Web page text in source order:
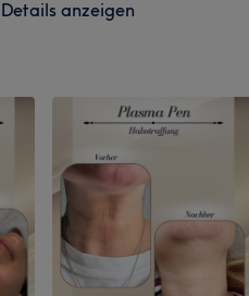
Details anzeigen